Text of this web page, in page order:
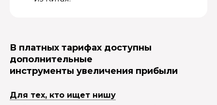
В платных тарифах доступны
дополнительные
инструменты увеличения прибыли
Для тех, кто ищет нишу